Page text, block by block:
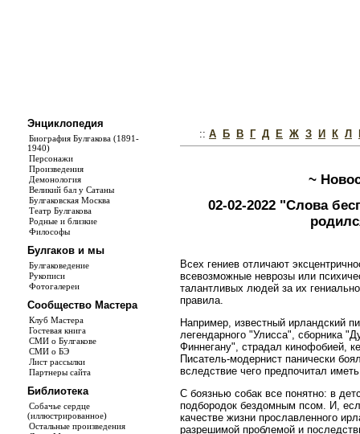
Энциклопедия
Биография Булгакова (1891-
1940)
Персонажи
Произведения
Демонология
Великий бал у Сатаны
Булгаковская Москва
Театр Булгакова
Родные и близкие
Философы
Булгаков и мы
Булгаковедение
Рукописи
Фотогалереи
Сообщество Мастера
Клуб Мастера
Гостевая книга
СМИ о Булгакове
СМИ о БЭ
Лист рассылки
Партнеры сайта
Библиотека
Собачье сердце
(иллюстрированное)
Остальные произведения
:: А Б В Г Д Е Ж З И К Л
~
02-02-2022 "Слова
Всех гениев отличают
всевозможные неврозы или
талантливых людей за их
правила.
Например, известный ирландский
легендарного "Улисса", сборника
Финнегану", страдал кинофобией,
Писатель-модернист панически
вследствие чего предпочитал
С боязнью собак все понятно: в
подбородок бездомным псом. И,
качестве жизни прославленного
разрешимой проблемой и